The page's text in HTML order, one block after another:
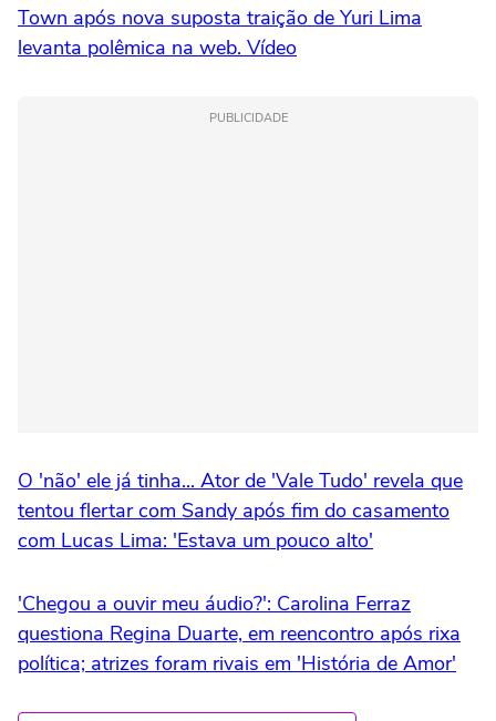
Town após nova suposta traição de Yuri Lima
levanta polêmica na web. Vídeo
PUBLICIDADE
O 'não' ele já tinha... Ator de 'Vale Tudo' revela que
tentou flertar com Sandy após fim do casamento
com Lucas Lima: 'Estava um pouco alto'
'Chegou a ouvir meu áudio?': Carolina Ferraz
questiona Regina Duarte, em reencontro após rixa
política; atrizes foram rivais em 'História de Amor'